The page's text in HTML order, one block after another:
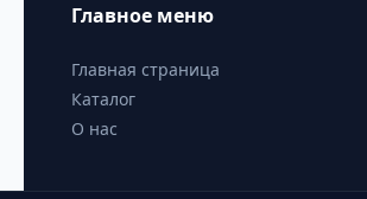
Главное меню
Главная страница
Каталог
О нас